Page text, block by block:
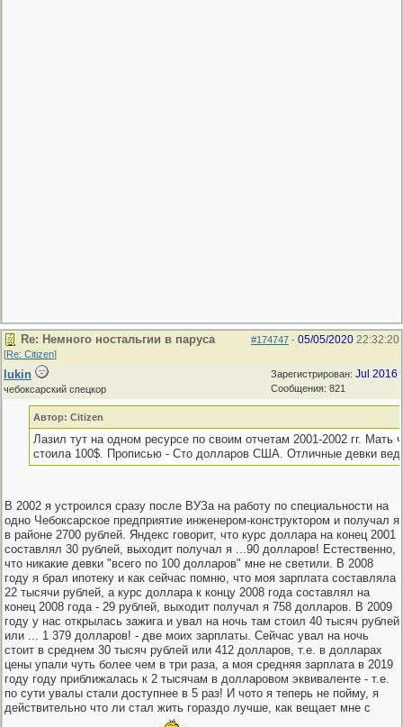
#174747 - 05/05/2020 22:32:20
Re: Немного ностальгии в паруса
[Re: Citizen]
Зарегистрирован: Jul 2016
Сообщения: 821
lukin
чебоксарский спецкор
Автор: Citizen
Лазил тут на одном ресурсе по своим отчетам 2001-2002 гг. Мать
стоила 100$. Прописью - Сто долларов США. Отличные девки
В 2002 я устроился сразу после ВУЗа на работу по специальности на
одно Чебоксарское предприятие инженером-конструктором и получал я
в районе 2700 рублей. Яндекс говорит, что курс доллара на конец 2001
составлял 30 рублей, выходит получал я ...90 долларов! Естественно,
что никакие девки "всего по 100 долларов" мне не светили. В 2008
году я брал ипотеку и как сейчас помню, что моя зарплата составляла
22 тысячи рублей, а курс доллара к концу 2008 года составлял на
конец 2008 года - 29 рублей, выходит получал я 758 долларов. В 2009
году у нас открылась зажига и увал на ночь там стоил 40 тысяч рублей
или ... 1 379 долларов! - две моих зарплаты. Сейчас увал на ночь
стоит в среднем 30 тысяч рублей или 412 долларов, т.е. в долларах
цены упали чуть более чем в три раза, а моя средняя зарплата в 2019
году году приближалась к 2 тысячам в долларовом эквиваленте - т.е.
по сути увалы стали доступнее в 5 раз! И чото я теперь не пойму, я
действительно что ли стал жить гораздо лучше, как вещает мне с